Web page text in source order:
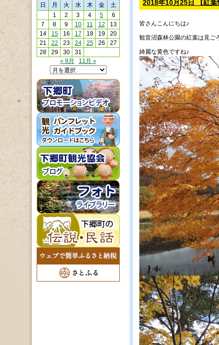
2018年10月25日 【紅
皆さんこんにちは♪
観音沼森林公園の紅葉は見ご
綺麗な黄色ですね♪
日
月 火 水 木 金
土
1
2 3 4 5
6
7
8 9 10 11 12
13
14
15 16 17 18 19
20
21
22 23 24 25 26
27
28
29 30
31
« 9月
11月 »